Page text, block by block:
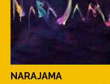
NARAJAMA